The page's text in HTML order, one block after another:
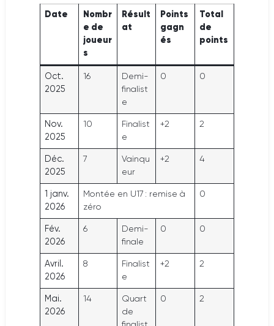
Date
Nombr
e de
joueur
s
Résult
at
Points
gagn
és
Total
de
points
Oct.
2025
16
Demi-
finalist
e
0 0
Nov.
2025
10
Finalist
e
+2 2
Déc.
2025
7
Vainqu
eur
+2 4
1 janv.
2026
Montée en U17 : remise à
zéro
0
Fév.
2026
6
Demi-
finale
0 0
Avril.
2026
8
Finalist
e
+2 2
Mai.
2026
14
Quart
de
0 2